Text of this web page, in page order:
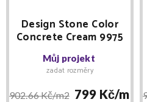
Design Stone Color
Concrete Cream 9975
Floor Forever lepený
SLEVA PO
REGISTRACI -
doprodej
Můj projekt
zadat rozměry
902.66 Kč/m2 799 Kč/m2